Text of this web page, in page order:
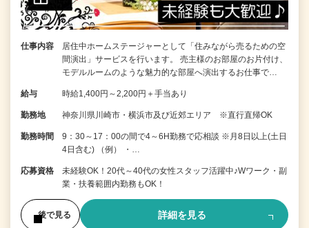
仕事内容
居住中ホームステージャーとして「住みながら売るための空
間演出」サービスを行います。 売主様のお部屋のお片付け、
モデルルームのような魅力的な部屋へ演出するお仕事で…
給与 時給1,400円～2,200円＋手当あり
勤務地 神奈川県川崎市・横浜市及び近郊エリア ※直行直帰OK
勤務時間
9：30～17：00の間で4～6H勤務で応相談 ※月8日以上(土日
4日含む) （例） ・…
応募資格
未経験OK！20代～40代の女性スタッフ活躍中♪Wワーク・副
業・扶養範囲内勤務もOK！
後で見る 詳細を見る